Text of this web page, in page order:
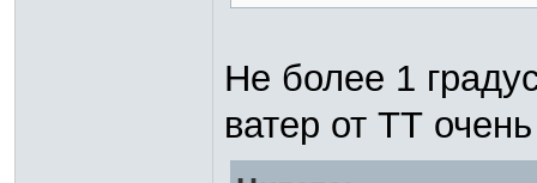
Не более 1
ватер от ТТ